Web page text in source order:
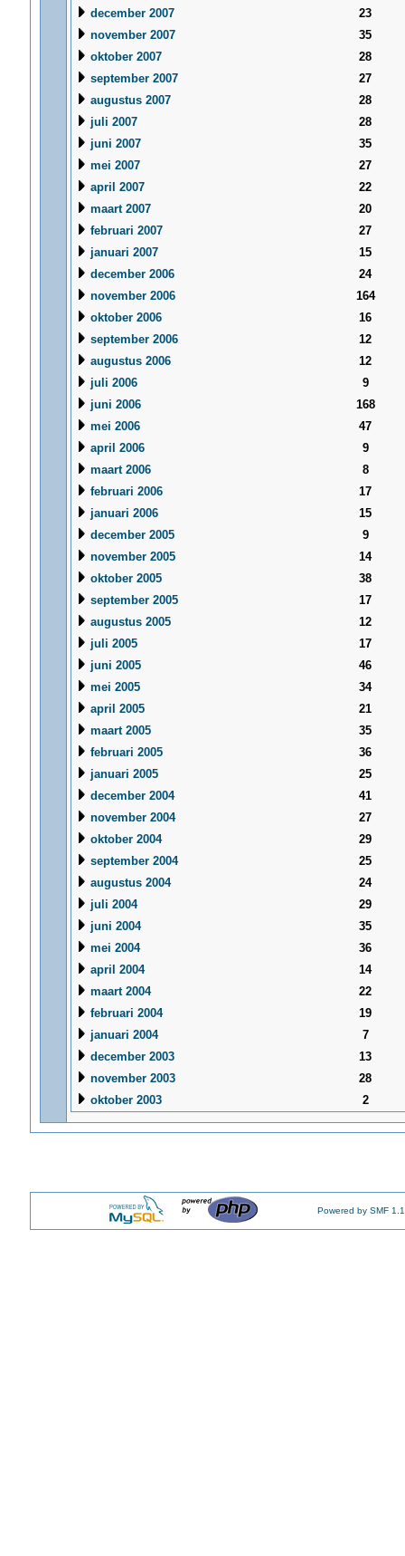
december 2007
23
november 2007
35
oktober 2007
28
september 2007
27
augustus 2007
28
juli 2007
28
juni 2007
35
mei 2007
27
april 2007
22
maart 2007
20
februari 2007
27
januari 2007
15
december 2006
24
november 2006
164
oktober 2006
16
september 2006
12
augustus 2006
12
juli 2006
9
juni 2006
168
mei 2006
47
april 2006
9
maart 2006
8
februari 2006
17
januari 2006
15
december 2005
9
november 2005
14
oktober 2005
38
september 2005
17
augustus 2005
12
juli 2005
17
juni 2005
46
mei 2005
34
april 2005
21
maart 2005
35
februari 2005
36
januari 2005
25
december 2004
41
november 2004
27
oktober 2004
29
september 2004
25
augustus 2004
24
juli 2004
29
juni 2004
35
mei 2004
36
april 2004
14
maart 2004
22
februari 2004
19
januari 2004
7
december 2003
13
november 2003
28
oktober 2003
2
Powered by SMF